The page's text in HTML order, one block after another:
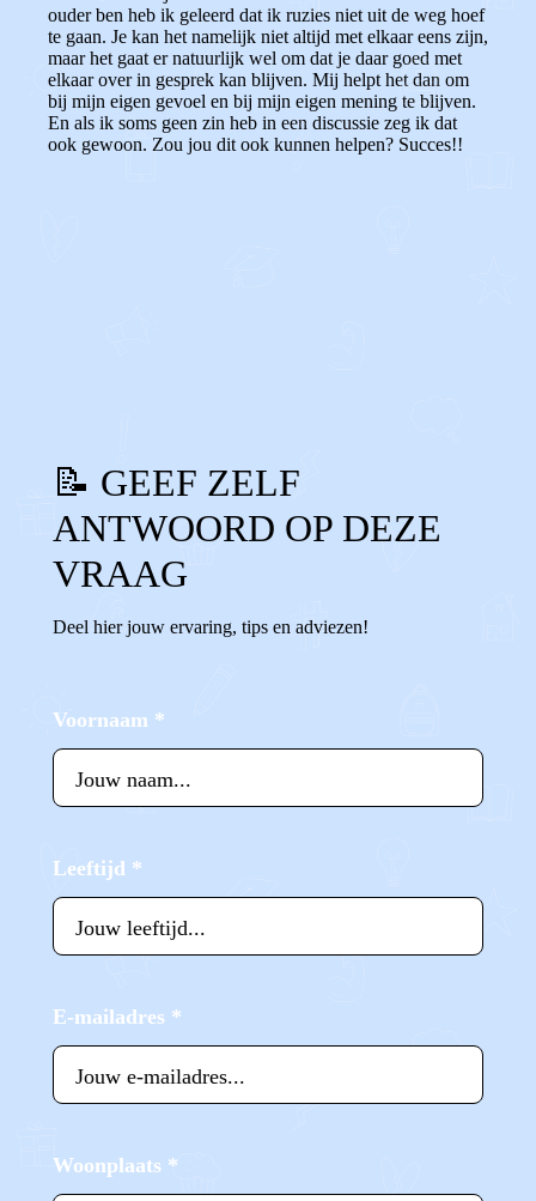
ouder ben heb ik geleerd dat ik ruzies niet uit de weg hoef
te gaan. Je kan het namelijk niet altijd met elkaar eens zijn,
maar het gaat er natuurlijk wel om dat je daar goed met
elkaar over in gesprek kan blijven. Mij helpt het dan om
bij mijn eigen gevoel en bij mijn eigen mening te blijven.
En als ik soms geen zin heb in een discussie zeg ik dat
ook gewoon. Zou jou dit ook kunnen helpen? Succes!!
📝 GEEF ZELF
ANTWOORD OP DEZE
VRAAG
Deel hier jouw ervaring, tips en adviezen!
Voornaam *
Leeftijd *
E-mailadres *
Woonplaats *